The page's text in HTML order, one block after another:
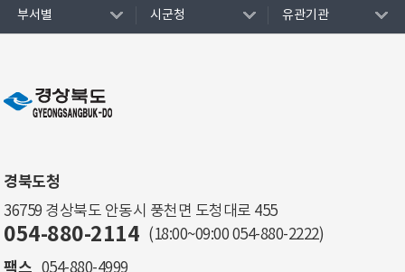
부서별 시군청 유관기관
경북도청
36759 경상북도 안동시 풍천면 도청대로 455
054-880-2114 (18:00~09:00 054-880-2222)
팩스 054-880-4999